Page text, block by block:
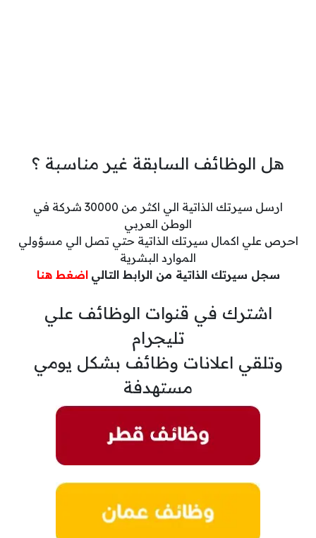
هل الوظائف السابقة غير مناسبة ؟
ارسل سيرتك الذاتية الي اكثر من 30000 شركة في
الوطن العربي
احرص علي اكمال سيرتك الذاتية حتي تصل الي مسؤولي
الموارد البشرية
سجل سيرتك الذاتية من الرابط التالي اضغط هنا
اشترك في قنوات الوظائف علي
تليجرام
وتلقي اعلانات وظائف بشكل يومي
مستهدفة